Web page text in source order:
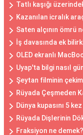
Tatlı kaşığı
Kazanılan icralık
Saten alçının ömrü
İş davasında ek
OLED ekranlı
Uyap'ta bilgi nasıl
Şeytan filminin
Rüyada Çeşmeden
Dünya kupasını 5
Rüyada Dişlerinin
Fraksiyon ne demek?